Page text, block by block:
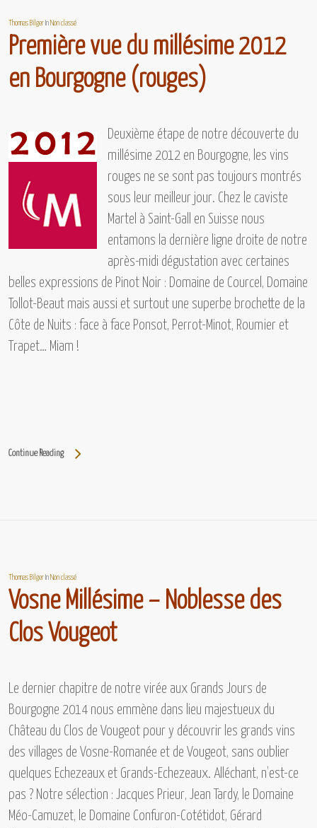
Thomas Bilger InNon classé
Première vue du millésime 2012
en Bourgogne (rouges)
Deuxième étape de notre découverte du
millésime 2012 en Bourgogne, les vins
rouges ne se sont pas toujours montrés
sous leur meilleur jour. Chez le caviste
Martel à Saint-Gall en Suisse nous
entamons la dernière ligne droite de notre
après-midi dégustation avec certaines
belles expressions de Pinot Noir : Domaine de Courcel, Domaine
Tollot-Beaut mais aussi et surtout une superbe brochette de la
Côte de Nuits : face à face Ponsot, Perrot-Minot, Roumier et
Trapet… Miam !
Continue Reading
Thomas Bilger InNon classé
Vosne Millésime – Noblesse des
Clos Vougeot
Le dernier chapitre de notre virée aux Grands Jours de
Bourgogne 2014 nous emmène dans lieu majestueux du
Château du Clos de Vougeot pour y découvrir les grands vins
des villages deVosne-Romanée et de Vougeot, sans oublier
quelques Echezeaux et Grands-Echezeaux. Alléchant, n’est-ce
pas ? Notre sélection :Jacques Prieur, Jean Tardy, le Domaine
Méo-Camuzet, le Domaine Confuron-Cotétidot, Gérard